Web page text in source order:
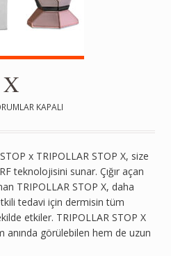
KAPALI
x TRIPOLLAR STOP X, size
teknolojisini sunar. Çığır açan
TRIPOLLAR STOP X, daha
tedavi için dermisin tüm
etkiler. TRIPOLLAR STOP X
anında görülebilen hem de uzun